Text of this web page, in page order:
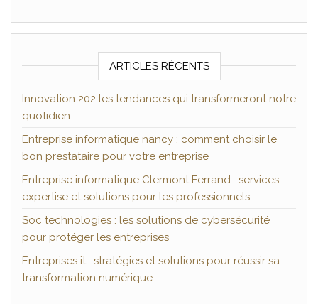
ARTICLES RÉCENTS
Innovation 202 les tendances qui transformeront notre
quotidien
Entreprise informatique nancy : comment choisir le
bon prestataire pour votre entreprise
Entreprise informatique Clermont Ferrand : services,
expertise et solutions pour les professionnels
Soc technologies : les solutions de cybersécurité
pour protéger les entreprises
Entreprises it : stratégies et solutions pour réussir sa
transformation numérique